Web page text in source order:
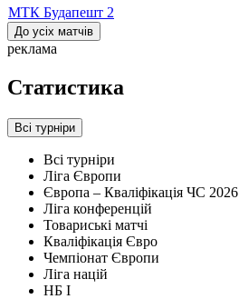
МТК Будапешт 2
До усіх матчів
реклама
Статистика
Всі турніри
Всі турніри
Ліга Європи
Європа – Кваліфікація ЧС 2026
Ліга конференцій
Товариські матчі
Кваліфікація Євро
Чемпіонат Європи
Ліга націй
НБ I